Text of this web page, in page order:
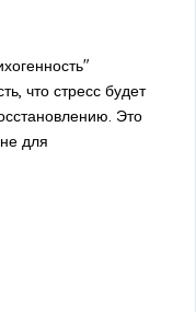
что стресс будет
Это
для